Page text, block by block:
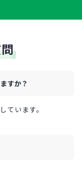
すか？
ています。